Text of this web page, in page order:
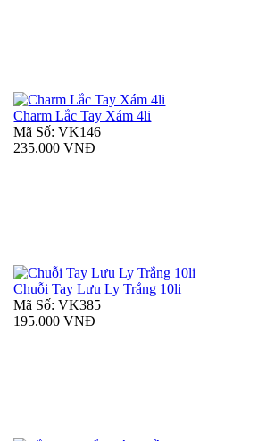
Charm Lắc Tay Xám 4li
Mã Số: VK146
235.000 VNĐ
Chuỗi Tay Lưu Ly Trắng 10li
Mã Số: VK385
195.000 VNĐ